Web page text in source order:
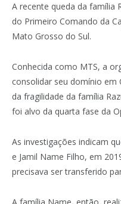
A recente queda da família
do Primeiro Comando da
Mato Grosso do Sul.
Conhecida como MTS, a
consolidar seu domínio em
da fragilidade da família
foi alvo da quarta fase da
As investigações indicam
e Jamil Name Filho, em
precisava ser transferido